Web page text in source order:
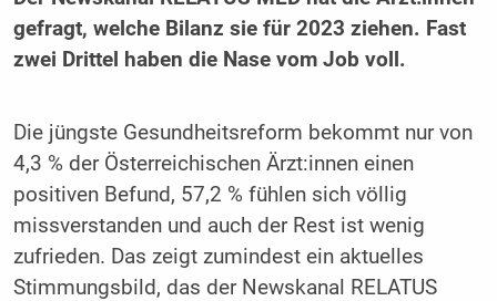
gefragt, welche Bilanz sie für 2023 ziehen. Fast
zwei Drittel haben die Nase vom Job voll.
Die jüngste Gesundheitsreform bekommt nur von
4,3 % der Österreichischen Ärzt:innen einen
positiven Befund, 57,2 % fühlen sich völlig
missverstanden und auch der Rest ist wenig
zufrieden. Das zeigt zumindest ein aktuelles
Stimmungsbild, das der Newskanal RELATUS